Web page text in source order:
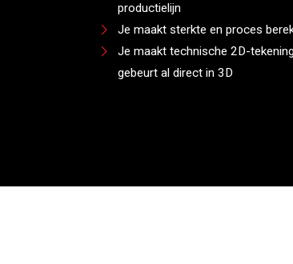
productielijn
Je maakt sterkte en proces
Je maakt technische 2D-
gebeurt al direct in 3D